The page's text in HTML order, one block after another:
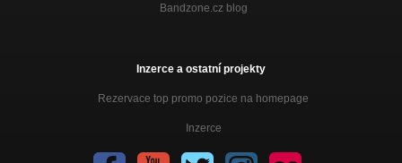
Bandzone.cz blog
Inzerce a ostatní projekty
Rezervace top promo pozice na homepage
Inzerce